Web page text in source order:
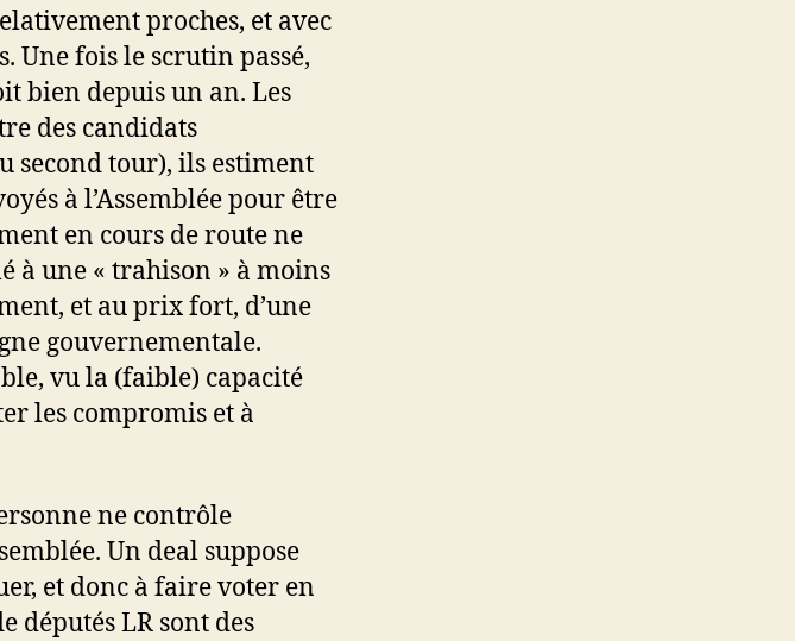
proches, et avec
Une fois le scrutin passé,
bien depuis un an. Les
des candidats
second tour), ils estiment
à l’Assemblée pour être
en cours de route ne
à une « trahison » à moins
et au prix fort, d’une
gouvernementale.
vu la (faible) capacité
les compromis et à
ne contrôle
Un deal suppose
et donc à faire voter en
députés LR sont des